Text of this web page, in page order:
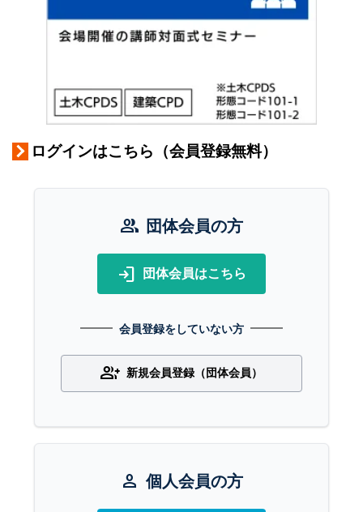
ログインはこちら（会員登録無料）
group 団体会員の方
login 団体会員はこちら
会員登録をしていない方
group_add 新規会員登録（団体会員）
person 個人会員の方